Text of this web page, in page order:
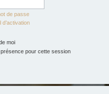
de passe
d’activation
moi
pour cette session